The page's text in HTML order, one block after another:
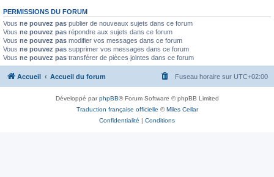
PERMISSIONS DU FORUM
Vous ne pouvez pas publier de nouveaux sujets dans ce forum
Vous ne pouvez pas répondre aux sujets dans ce forum
Vous ne pouvez pas modifier vos messages dans ce forum
Vous ne pouvez pas supprimer vos messages dans ce forum
Vous ne pouvez pas transférer de pièces jointes dans ce forum
Accueil Accueil du forum Fuseau horaire sur UTC+02:00
Développé parphpBB® Forum Software © phpBB Limited
Traduction française officielle ©Miles Cellar
Confidentialité | Conditions